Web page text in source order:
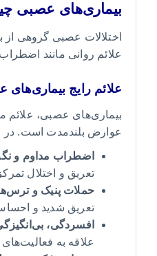
بیماری‌های عصبی
اختلالات عصبی گروهی از
علائم روانی مانند
علائم رایج بیماری‌های
بیماری‌های عصبی، علائم
عوارض بلندمدت است. در
اضطراب مداوم و
تعریق و اختلال
حملات پنیک و
تعریق شدید و
افسردگی،
علاقه به